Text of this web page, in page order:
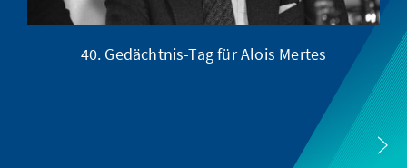
40. Gedächtnis-Tag für Alois Mertes